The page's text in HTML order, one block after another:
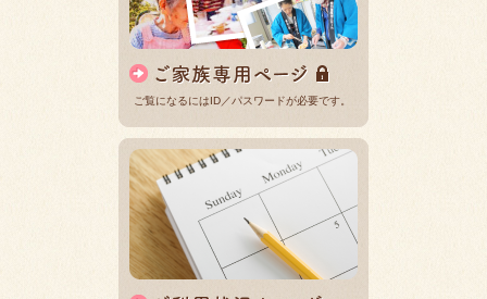
ご覧になるにはID／パスワードが必要です。